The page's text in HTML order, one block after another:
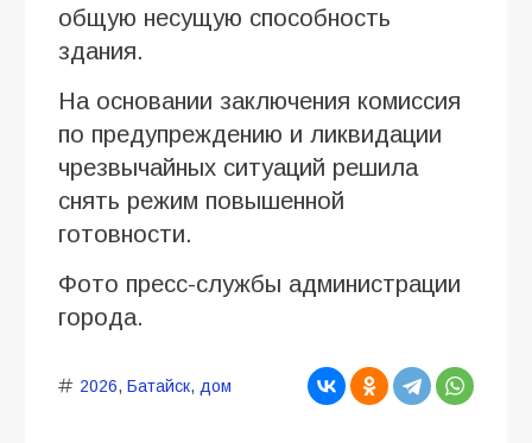
общую несущую способность
здания.
На основании заключения комиссия
по предупреждению и ликвидации
чрезвычайных ситуаций решила
снять режим повышенной
готовности.
Фото пресс-службы администрации
города.
2026, Батайск, дом